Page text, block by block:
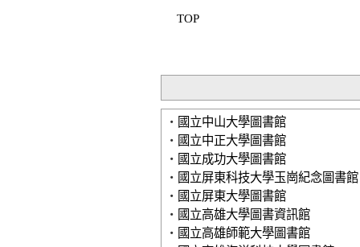
TOP
‧ 國立中山大學圖書館
‧ 國立中正大學圖書館
‧ 國立成功大學圖書館
‧ 國立屏東科技大學玉崗紀念圖書館
‧ 國立屏東大學圖書館
‧ 國立高雄大學圖書資訊館
‧ 國立高雄師範大學圖書館